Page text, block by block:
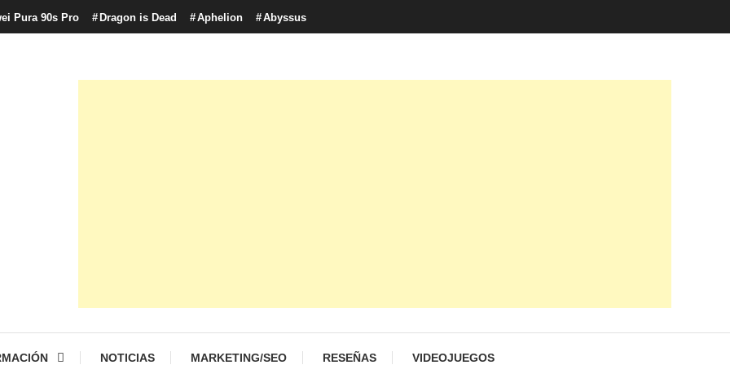
Pura 90s Pro Dragon is Dead Aphelion Abyssus
NOTICIAS MARKETING/SEO RESEÑAS VIDEOJUEGOS